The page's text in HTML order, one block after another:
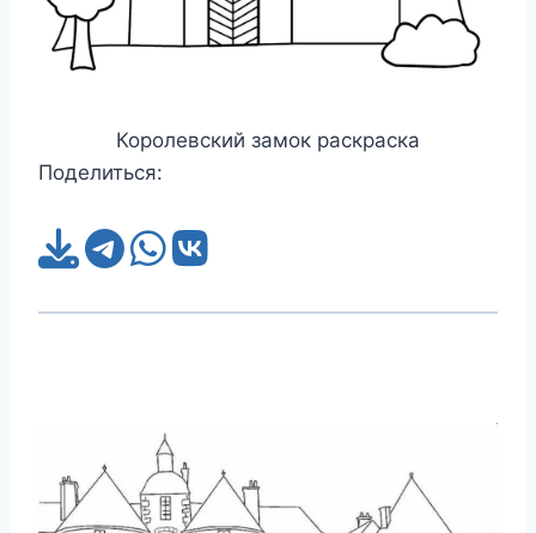
Королевский замок раскраска
Поделиться: